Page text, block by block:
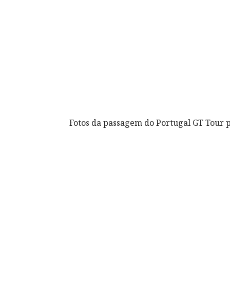
Fotos da passagem do Portugal GT Tour